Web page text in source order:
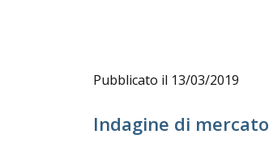
Pubblicato il 13/03/2019
Indagine di mercato